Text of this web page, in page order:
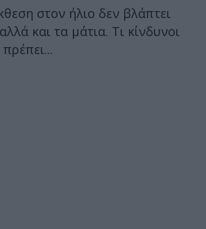
στον ήλιο δεν βλάπτει
και τα μάτια. Τι κίνδυνοι